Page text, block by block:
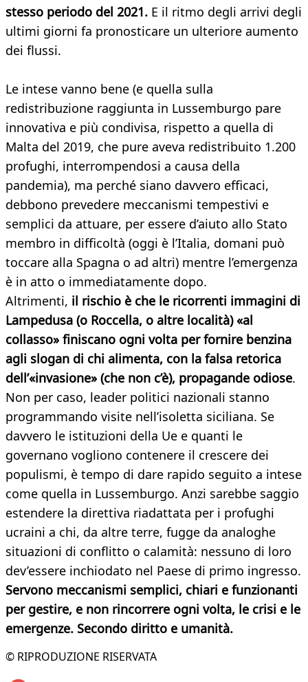
stesso periodo del 2021. E il ritmo degli arrivi degli
ultimi giorni fa pronosticare un ulteriore aumento
dei flussi.
Le intese vanno bene (e quella sulla
redistribuzione raggiunta in Lussemburgo pare
innovativa e più condivisa, rispetto a quella di
Malta del 2019, che pure aveva redistribuito 1.200
profughi, interrompendosi a causa della
pandemia), ma perché siano davvero efficaci,
debbono prevedere meccanismi tempestivi e
semplici da attuare, per essere d’aiuto allo Stato
membro in difficoltà (oggi è l’Italia, domani può
toccare alla Spagna o ad altri) mentre l’emergenza
è in atto o immediatamente dopo.
Altrimenti, il rischio è che le ricorrenti immagini di
Lampedusa (o Roccella, o altre località) «al
collasso» finiscano ogni volta per fornire benzina
agli slogan di chi alimenta, con la falsa retorica
dell’«invasione» (che non c’è), propagande odiose.
Non per caso, leader politici nazionali stanno
programmando visite nell’isoletta siciliana. Se
davvero le istituzioni della Ue e quanti le
governano vogliono contenere il crescere dei
populismi, è tempo di dare rapido seguito a intese
come quella in Lussemburgo. Anzi sarebbe saggio
estendere la direttiva riadattata per i profughi
ucraini a chi, da altre terre, fugge da analoghe
situazioni di conflitto o calamità: nessuno di loro
dev’essere inchiodato nel Paese di primo ingresso.
Servono meccanismi semplici, chiari e funzionanti
per gestire, e non rincorrere ogni volta, le crisi e le
emergenze. Secondo diritto e umanità.
© RIPRODUZIONE RISERVATA